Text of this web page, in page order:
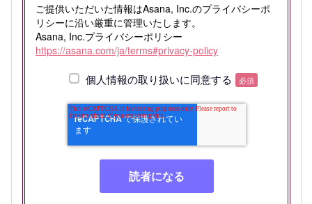
ご提供いただいた情報はAsana, Inc.のプライバシーポ
リシーに沿い厳重に管理いたします。
Asana, Inc.プライバシーポリシー
https://asana.com/ja/terms#privacy-policy
個人情報の取り扱いに同意する 必須